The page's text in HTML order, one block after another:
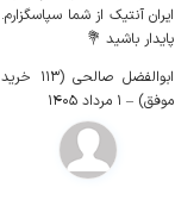
ایران آنتیک از شما سپاسگزارم.
پایدار باشید 💐
ابوالفضل صالحی (۱۱۳ خرید
موفق) – ۱ مرداد ۱۴۰۵